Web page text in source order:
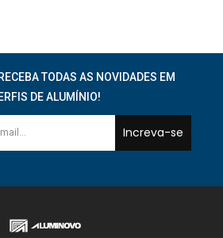
TODAS AS NOVIDADES EM
DE ALUMÍNIO!
Increva-se